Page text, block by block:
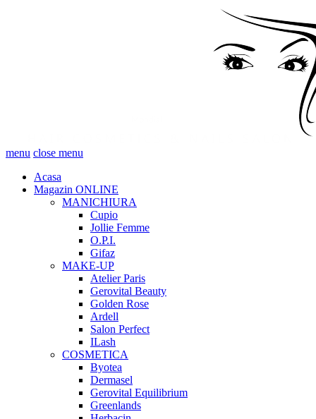
menu close menu
Acasa
Magazin ONLINE
MANICHIURA
Cupio
Jollie Femme
O.P.I.
Gifaz
MAKE-UP
Atelier Paris
Gerovital Beauty
Golden Rose
Ardell
Salon Perfect
ILash
COSMETICA
Byotea
Dermasel
Gerovital Equilibrium
Greenlands